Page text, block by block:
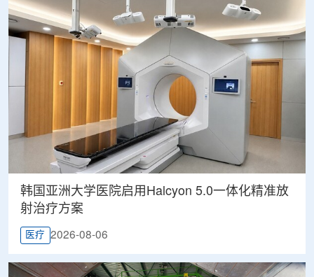
韩国亚洲大学医院启用Halcyon 5.0一体化精准放
射治疗方案
医疗 2026-08-06